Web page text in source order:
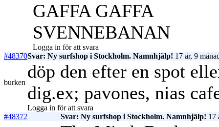
GAFFA GAFFA
SVENNEBANAN
Logga in för att svara
#48370Svar: Ny surfshop i Stockholm. Namnhjälp! 17 år, 9
burken
döp den efter en spot
dig.ex; pavones, nias
Logga in för att svara
#48372
Svar: Ny surfshop i Stockholm. Namnhjälp! 17